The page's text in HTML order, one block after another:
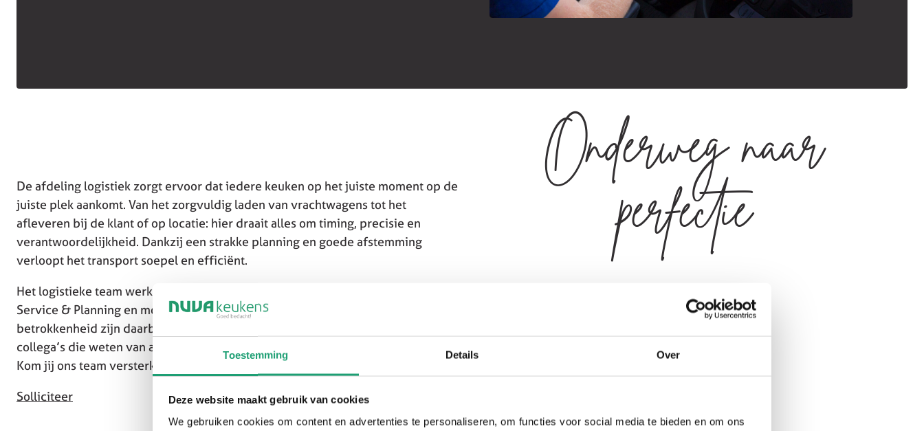
Toestemming Details Over
Deze website maakt gebruik van cookies
We gebruiken cookies om content en advertenties te personaliseren, om functies voor social media te bieden en om ons
De afdeling logistiek zorgt ervoor dat iedere keuken op het juiste moment op de
juiste plek aankomt. Van het zorgvuldig laden van vrachtwagens tot het
afleveren bij de klant of op locatie: hier draait alles om timing, precisie en
verantwoordelijkheid. Dankzij een strakke planning en goede afstemming
verloopt het transport soepel en efficiënt.
Het logistieke team werkt dagelijks voornamelijk samen met het magazijn,
Service & Planning en montage. Heldere communicatie en onderlinge
betrokkenheid zijn daarbij essentieel. De sfeer is praktisch en no-nonsense, met
collega’s die weten van aanpakken en trots zijn op hun rol in het totale proces.
Kom jij ons team versterken? Solliciteer gemakkelijk via onderstaande button.
Solliciteer
Onderweg naar
perfectie